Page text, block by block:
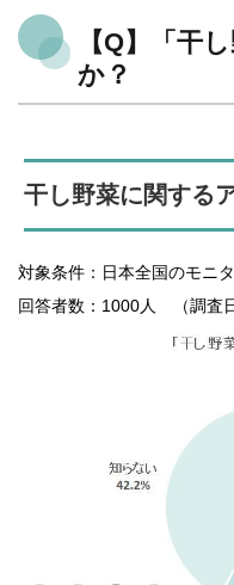
【Q】「干
か？
干し野菜に関する
対象条件：日本全国のモニ
回答者数：1000人 （調査